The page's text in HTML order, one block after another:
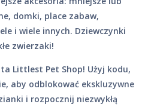
domki, place zabaw,
i wiele innych. Dziewczynki
zwierzaki!
Littlest Pet Shop! Użyj kodu,
aby odblokować ekskluzywne
i rozpocznij niezwykłą